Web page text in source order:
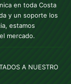
en toda Costa
y un soporte los
estamos
mercado.
A NUESTRO